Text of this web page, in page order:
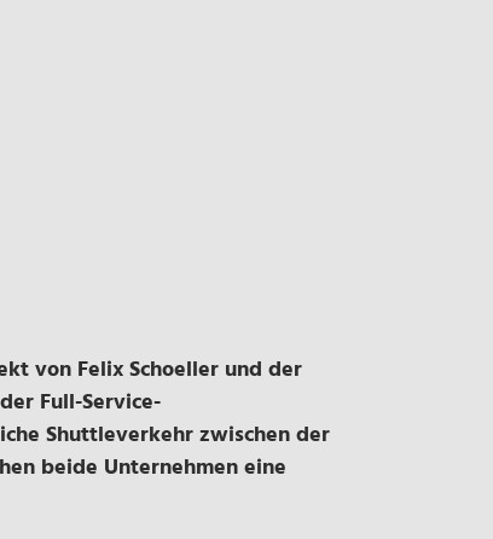
von Felix Schoeller und der
Full-Service-
Shuttleverkehr zwischen der
beide Unternehmen eine